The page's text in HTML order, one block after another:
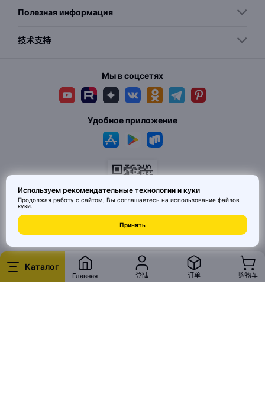
Каталог
Главная 登陆 订单 购物车
Полезная информация
技术支持
Мы в соцсетях
© 2026 MAI HE MAI. Маркетплейс дизайнерских товаров со всего
Китая по ценам заводов. Все права защищены.
Удобное приложение
Используем рекомендательные технологии и куки
Продолжая работу с сайтом, Вы соглашаетесь на использование файлов
куки.
Принять